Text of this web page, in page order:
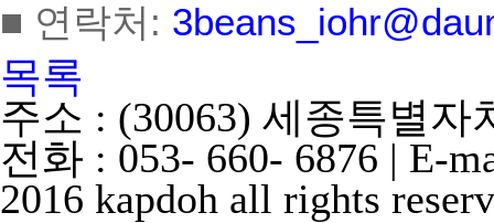
■ 연락처:
목록
주소 : (30063) 세종특별자
전화 : 053- 660- 6876 | E-
2016 kapdoh all rights